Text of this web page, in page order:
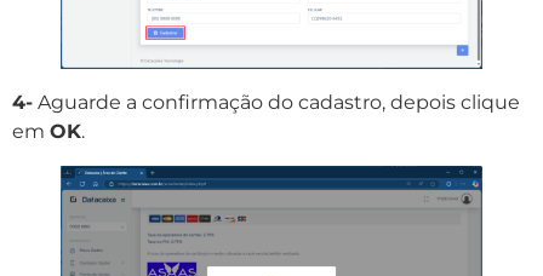
4- Aguarde a confirmação do cadastro, depois clique
em OK.